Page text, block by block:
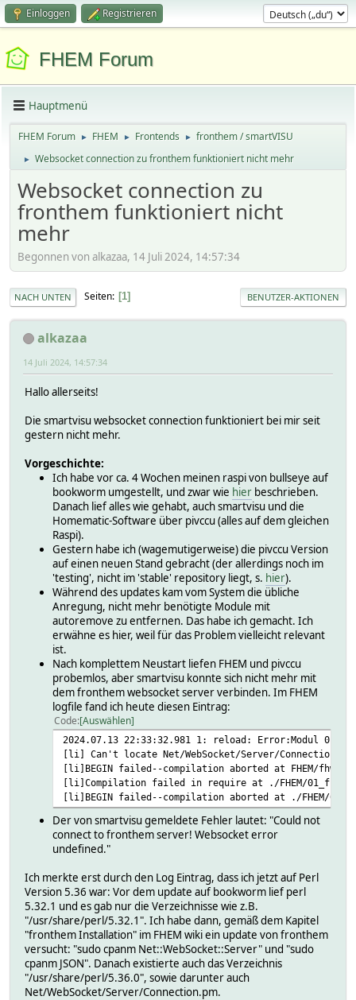
Einloggen Registrieren
FHEM Forum
Hauptmenü
FHEM Forum ► FHEM ► Frontends ► fronthem / smartVISU
► Websocket connection zu fronthem funktioniert nicht mehr
Websocket connection zu
fronthem funktioniert nicht
mehr
Begonnen von alkazaa, 14 Juli 2024, 14:57:34
NACH UNTEN Seiten 1 BENUTZER-AKTIONEN
alkazaa
14 Juli 2024, 14:57:34
Hallo allerseits!
Die smartvisu websocket connection funktioniert bei mir seit
gestern nicht mehr.
Vorgeschichte:
Ich habe vor ca. 4 Wochen meinen raspi von bullseye auf
bookworm umgestellt, und zwar wie hier beschrieben.
Danach lief alles wie gehabt, auch smartvisu und die
Homematic-Software über pivccu (alles auf dem gleichen
Raspi).
Gestern habe ich (wagemutigerweise) die pivccu Version
auf einen neuen Stand gebracht (der allerdings noch im
'testing', nicht im 'stable' repository liegt, s. hier).
Während des updates kam vom System die übliche
Anregung, nicht mehr benötigte Module mit
autoremove zu entfernen. Das habe ich gemacht. Ich
erwähne es hier, weil für das Problem vielleicht relevant
ist.
Nach komplettem Neustart liefen FHEM und pivccu
probemlos, aber smartvisu konnte sich nicht mehr mit
dem fronthem websocket server verbinden. Im FHEM
logfile fand ich heute diesen Eintrag:
Code Auswählen
2024.07.13 22:33:32.981 1: reload: Error:Modul
[li] Can't locate Net/WebSocket/Server/
[li]BEGIN failed--compilation aborted at FHEM/
[li]Compilation failed in require at ./FHEM/
[li]BEGIN failed--compilation aborted at ./FHEM/
Der von smartvisu gemeldete Fehler lautet: "Could not
connect to fronthem server! Websocket error
undefined."
Ich merkte erst durch den Log Eintrag, dass ich jetzt auf Perl
Version 5.36 war: Vor dem update auf bookworm lief perl
5.32.1 und es gab nur die Verzeichnisse wie z.B.
"/usr/share/perl/5.32.1". Ich habe dann, gemäß dem Kapitel
"fronthem Installation" im FHEM wiki ein update von fronthem
versucht: "sudo cpanm Net::WebSocket::Server" und "sudo
cpanm JSON". Danach existierte auch das Verzeichnis
"/usr/share/perl/5.36.0", sowie darunter auch
Net/WebSocket/Server/Connection.pm.